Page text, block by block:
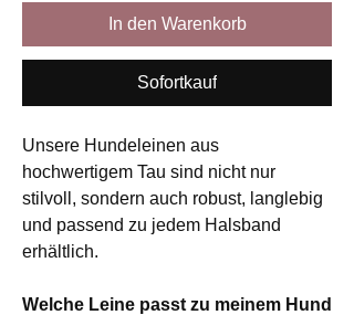
In den Warenkorb
Sofortkauf
Unsere Hundeleinen aus
hochwertigem Tau sind nicht nur
stilvoll, sondern auch robust, langlebig
und passend zu jedem Halsband
erhältlich.
Welche Leine passt zu meinem Hund